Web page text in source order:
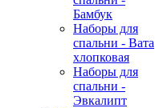
Бамбук
Наборы для
спальни - Вата
хлопковая
Наборы для
спальни -
Эвкалипт